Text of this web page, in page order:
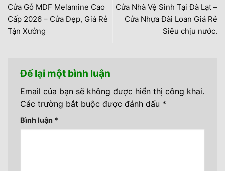
Cửa Gỗ MDF Melamine Cao
Cấp 2026 – Cửa Đẹp, Giá Rẻ
Tận Xưởng
Cửa Nhà Vệ Sinh Tại Đà Lạt –
Cửa Nhựa Đài Loan Giá Rẻ
Siêu chịu nước.
Để lại một bình luận
Email của bạn sẽ không được hiển thị công khai.
Các trường bắt buộc được đánh dấu *
Bình luận *